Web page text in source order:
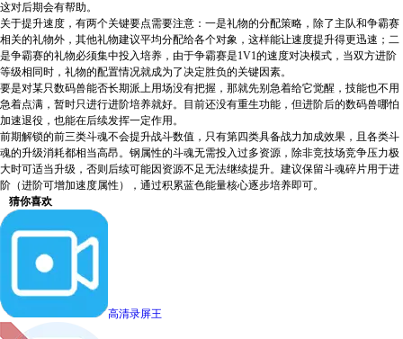
这对后期会有帮助。
关于提升速度，有两个关键要点需要注意：一是礼物的分配策略，除了主队和争霸赛
相关的礼物外，其他礼物建议平均分配给各个对象，这样能让速度提升得更迅速；二
是争霸赛的礼物必须集中投入培养，由于争霸赛是1V1的速度对决模式，当双方进阶
等级相同时，礼物的配置情况就成为了决定胜负的关键因素。
要是对某只数码兽能否长期派上用场没有把握，那就先别急着给它觉醒，技能也不用
急着点满，暂时只进行进阶培养就好。目前还没有重生功能，但进阶后的数码兽哪怕
加速退役，也能在后续发挥一定作用。
前期解锁的前三类斗魂不会提升战斗数值，只有第四类具备战力加成效果，且各类斗
魂的升级消耗都相当高昂。钢属性的斗魂无需投入过多资源，除非竞技场竞争压力极
大时可适当升级，否则后续可能因资源不足无法继续提升。建议保留斗魂碎片用于进
阶（进阶可增加速度属性），通过积累蓝色能量核心逐步培养即可。
猜你喜欢
高清录屏王